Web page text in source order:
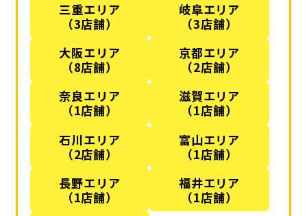
三重エリア
（3店舗）
岐阜エリア
（3店舗）
大阪エリア
（8店舗）
京都エリア
（2店舗）
奈良エリア
（1店舗）
滋賀エリア
（1店舗）
石川エリア
（2店舗）
富山エリア
（1店舗）
長野エリア
（1店舗）
福井エリア
（1店舗）